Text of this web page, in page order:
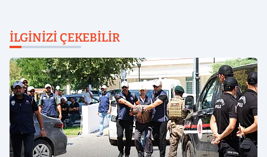
İLGINIZI ÇEKEBILIR